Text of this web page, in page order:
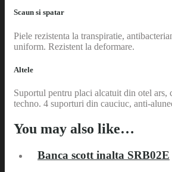
Scaun si spatar
Piele rezistenta la transpiratie,
uniform. Rezistent la deformare.
Altele
Suportul pentru placi alcatuit din otel
techno. 4 suporturi din cauciuc, anti-
You may also like…
Banca scott inalta SRB02E